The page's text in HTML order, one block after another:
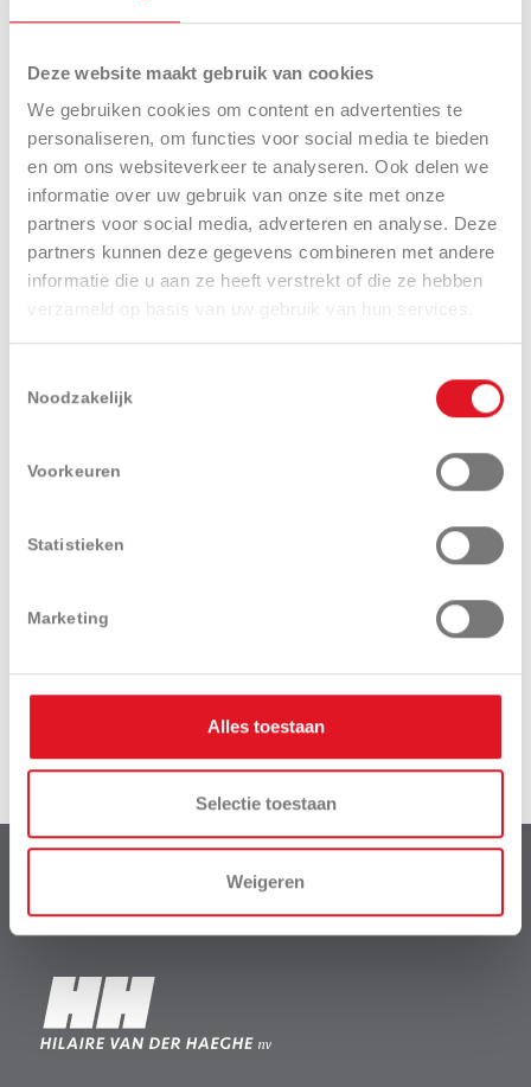
Deze website maakt gebruik van cookies
We gebruiken cookies om content en advertenties te
personaliseren, om functies voor social media te bieden
en om ons websiteverkeer te analyseren. Ook delen we
informatie over uw gebruik van onze site met onze
partners voor social media, adverteren en analyse. Deze
partners kunnen deze gegevens combineren met andere
informatie die u aan ze heeft verstrekt of die ze hebben
verzameld op basis van uw gebruik van hun services.
Noodzakelijk
Voorkeuren
Statistieken
Marketing
Alles toestaan
Selectie toestaan
Weigeren
Een verdeler vinden Adviesaanvraag
Een model testen Catalogusaanvraag
Uitrustingen
Download
brochure
HH Gardenmaakt als business unit deel uit van het bedrijf